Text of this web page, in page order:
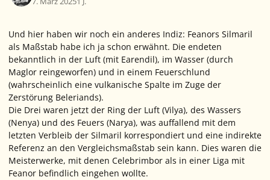
Und hier haben wir noch ein anderes Indiz: Feanors Silmaril
als Maßstab habe ich ja schon erwähnt. Die endeten
bekanntlich in der Luft (mit Earendil), im Wasser (durch
Maglor reingeworfen) und in einem Feuerschlund
(wahrscheinlich eine vulkanische Spalte im Zuge der
Zerstörung Beleriands).
Die Drei waren jetzt der Ring der Luft (Vilya), des Wassers
(Nenya) und des Feuers (Narya), was auffallend mit dem
letzten Verbleib der Silmaril korrespondiert und eine indirekte
Referenz an den Vergleichsmaßstab sein kann. Dies waren die
Meisterwerke, mit denen Celebrimbor als in einer Liga mit
Feanor befindlich eingehen wollte.